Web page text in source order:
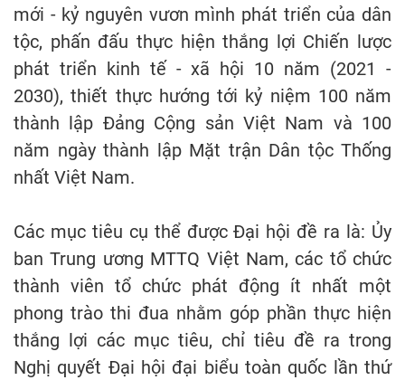
mới - kỷ nguyên vươn mình phát triển của dân
tộc, phấn đấu thực hiện thắng lợi Chiến lược
phát triển kinh tế - xã hội 10 năm (2021 -
2030), thiết thực hướng tới kỷ niệm 100 năm
thành lập Đảng Cộng sản Việt Nam và 100
năm ngày thành lập Mặt trận Dân tộc Thống
nhất Việt Nam.
Các mục tiêu cụ thể được Đại hội đề ra là: Ủy
ban Trung ương MTTQ Việt Nam, các tổ chức
thành viên tổ chức phát động ít nhất một
phong trào thi đua nhằm góp phần thực hiện
thắng lợi các mục tiêu, chỉ tiêu đề ra trong
Nghị quyết Đại hội đại biểu toàn quốc lần thứ